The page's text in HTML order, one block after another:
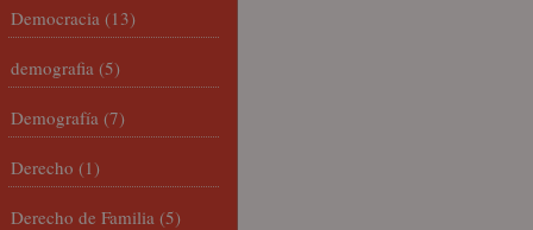
Democracia (13)
demografia (5)
Demografía (7)
Derecho (1)
Derecho de Familia (5)